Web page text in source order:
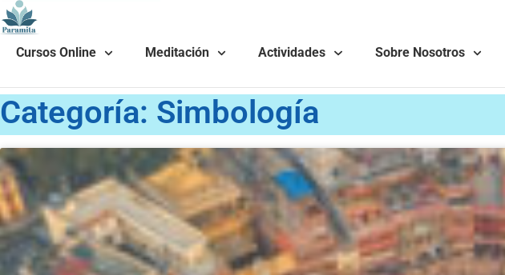
Ir
al
contenido
Cursos Online Meditación Actividades Sobre Nosotros
Categoría: Simbología